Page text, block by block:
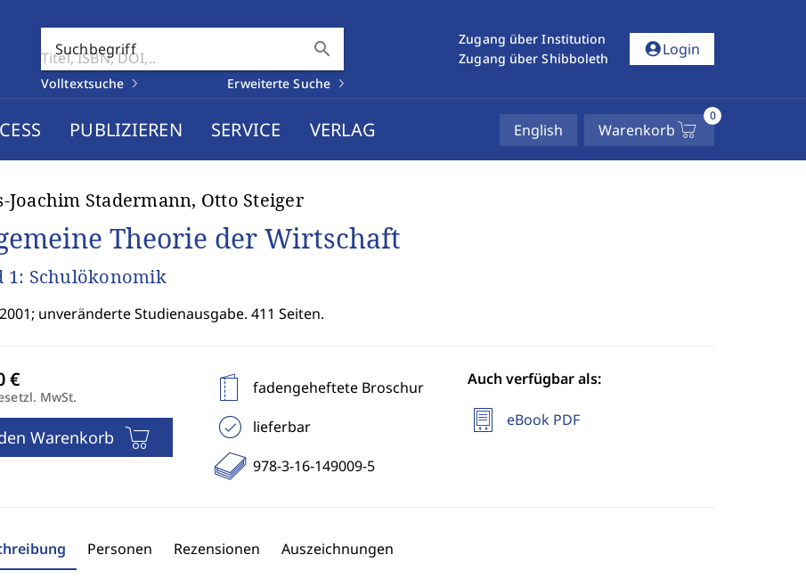
Suchbegriff search
Volltextsuche Erweiterte Suche
Zugang über Institution
Zugang über Shibboleth
account_circleLogin
PUBLIZIEREN SERVICE VERLAG English Warenkorb
0
Joachim Stadermann, Otto Steiger
Theorie der Wirtschaft
1: Schulökonomik
unveränderte Studienausgabe. 411 Seiten.
MwSt.
Warenkorb
fadengeheftete Broschur
lieferbar
978-3-16-149009-5
Auch verfügbar als:
eBook PDF
Personen Rezensionen Auszeichnungen